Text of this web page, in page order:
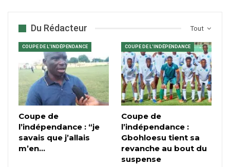
Tout
Du Rédacteur
COUPE DE L'INDÉPENDANCE
Coupe de
l’indépendance : “je
savais que j’allais
m’en…
COUPE DE L'INDÉPENDANCE
Coupe de
l’indépendance :
Gbohloesu tient sa
revanche au bout du
suspense